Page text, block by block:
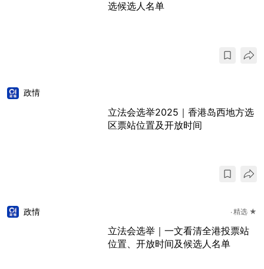
选候选人名单
政情
立法会选举2025｜香港岛西地方选
区票站位置及开放时间
政情 精选 ★
立法会选举｜一文看清全港投票站
位置、开放时间及候选人名单